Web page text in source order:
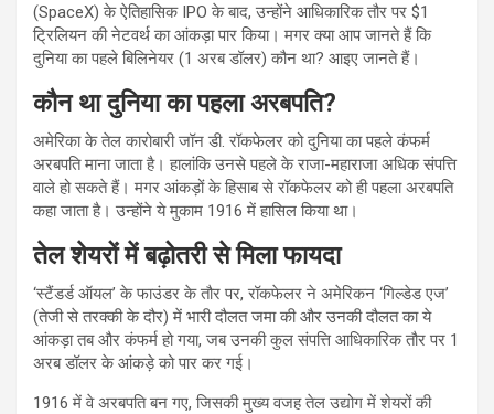
(SpaceX) के ऐतिहासिक IPO के बाद, उन्होंने आधिकारिक तौर पर $1
ट्रिलियन की नेटवर्थ का आंकड़ा पार किया। मगर क्या आप जानते हैं कि
दुनिया का पहले बिलिनेयर (1 अरब डॉलर) कौन था? आइए जानते हैं।
कौन था दुनिया का पहला अरबपति?
अमेरिका के तेल कारोबारी जॉन डी. रॉकफेलर को दुनिया का पहले कंफर्म
अरबपति माना जाता है। हालांकि उनसे पहले के राजा-महाराजा अधिक संपत्ति
वाले हो सकते हैं। मगर आंकड़ों के हिसाब से रॉकफेलर को ही पहला अरबपति
कहा जाता है। उन्होंने ये मुकाम 1916 में हासिल किया था।
तेल शेयरों में बढ़ोतरी से मिला फायदा
‘स्टैंडर्ड ऑयल’ के फाउंडर के तौर पर, रॉकफेलर ने अमेरिकन ‘गिल्डेड एज’
(तेजी से तरक्की के दौर) में भारी दौलत जमा की और उनकी दौलत का ये
आंकड़ा तब और कंफर्म हो गया, जब उनकी कुल संपत्ति आधिकारिक तौर पर 1
अरब डॉलर के आंकड़े को पार कर गई।
1916 में वे अरबपति बन गए, जिसकी मुख्य वजह तेल उद्योग में शेयरों की